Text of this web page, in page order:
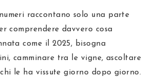
raccontano solo una parte
comprendere davvero cosa
come il 2025, bisogna
camminare tra le vigne, ascoltare
le ha vissute giorno dopo giorno.